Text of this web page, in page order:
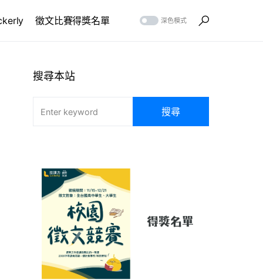
徵文比賽得獎名單 深色模式
搜尋本站
搜尋